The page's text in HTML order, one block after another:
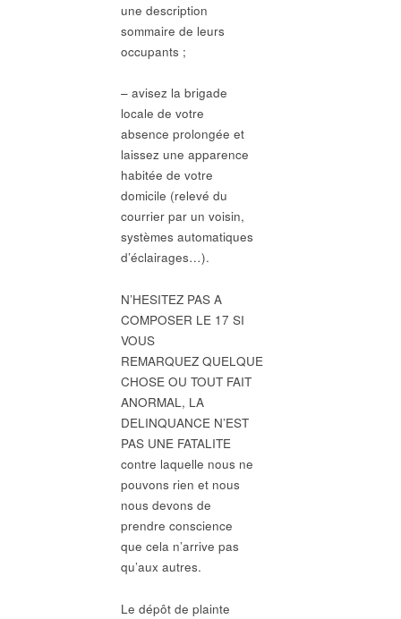
une description
sommaire de leurs
occupants ;
– avisez la brigade
locale de votre
absence prolongée et
laissez une apparence
habitée de votre
domicile (relevé du
courrier par un voisin,
systèmes automatiques
d’éclairages…).
N’HESITEZ PAS A
COMPOSER LE 17 SI
VOUS
REMARQUEZ QUELQUE
CHOSE OU TOUT FAIT
ANORMAL, LA
DELINQUANCE N’EST
PAS UNE FATALITE
contre laquelle nous ne
pouvons rien et nous
nous devons de
prendre conscience
que cela n’arrive pas
qu’aux autres.
Le dépôt de plainte